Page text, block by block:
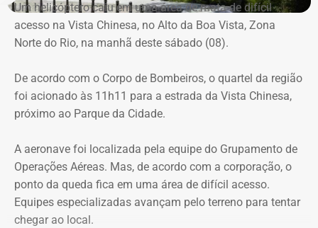
Um helicóptero caiu em uma área de mata de difícil
acesso na Vista Chinesa, no Alto da Boa Vista, Zona
Norte do Rio, na manhã deste sábado (08).
De acordo com o Corpo de Bombeiros, o quartel da região
foi acionado às 11h11 para a estrada da Vista Chinesa,
próximo ao Parque da Cidade.
A aeronave foi localizada pela equipe do Grupamento de
Operações Aéreas. Mas, de acordo com a corporação, o
ponto da queda fica em uma área de difícil acesso.
Equipes especializadas avançam pelo terreno para tentar
chegar ao local.